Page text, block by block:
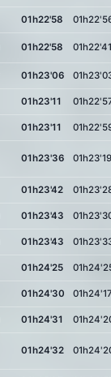
01h22'58
01h22'58 01h22'41
01h23'06
01h23'11
01h23'11
01h23'36 01h23'19
01h23'42
01h23'43
01h23'43
01h24'25
01h24'30
01h24'31
01h24'32